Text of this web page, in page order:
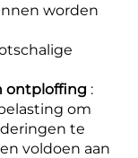
worden
ontploffing :
om
te
voldoen aan